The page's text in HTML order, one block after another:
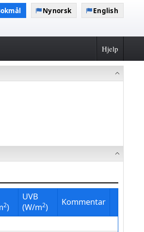
English
Nynorsk
Hjelp
2)
UVB
(W/m2) Kommentar